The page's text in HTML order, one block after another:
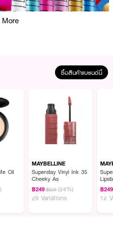
ฎ ติดทนนาน 48 ชม. MAYBELLINE
นอร์แบบลิควิดหัวปากกาจิ้มจุ่ม คมกริบใน
ไม่ต้องกังวลว่าจะเลอะหรือเลือนหาย
ะชัดเจน ถึง 6 เฉดสีสันสดใส คอนโทรล
ซื้อสินค้าแบรนด์นี้
Oil
MAYBELLINE
Superstay Vinyl Ink 35
Cheeky As
฿249 ฿329 (24%)
29 Variations
฿249
12